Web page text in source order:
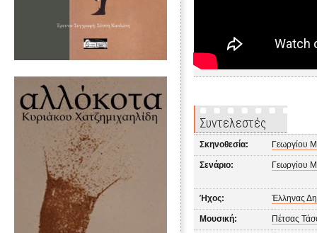
Συντελεστές
Σκηνοθεσία: Γεωργίου
Σενάριο: Γεωργίου
Ήχος: Έλληνας
Μουσική: Πέτσας